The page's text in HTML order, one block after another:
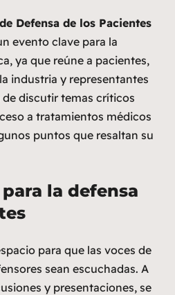
Defensa de los Pacientes
evento clave para la
ya que reúne a pacientes,
industria y representantes
discutir temas críticos
a tratamientos médicos
puntos que resaltan su
la defensa
para que las voces de
sean escuchadas. A
y presentaciones, se